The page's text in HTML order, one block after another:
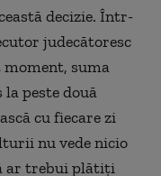
decizie. Într-
judecătoresc
moment, suma
peste două
cu fiecare zi
nu vede nicio
ar trebui plătiți